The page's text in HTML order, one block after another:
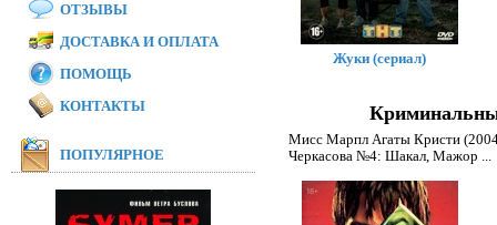
Жуки (сериал)
Мисс Марпл Агаты Кристи
Черкасова №4: Шакал, Мажор ...
ОТЗЫВЫ
ДОСТАВКА И ОПЛАТА
ПОМОЩЬ
КОНТАКТЫ
ПОПУЛЯРНОЕ